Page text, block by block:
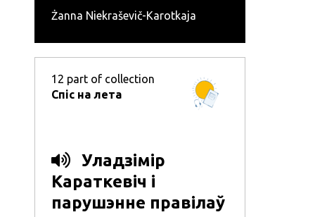
Żanna Niekraševič-Karotkaja
12 part of collection
Спіс на лета
Уладзімір
Караткевіч і
парушэнне правілаў